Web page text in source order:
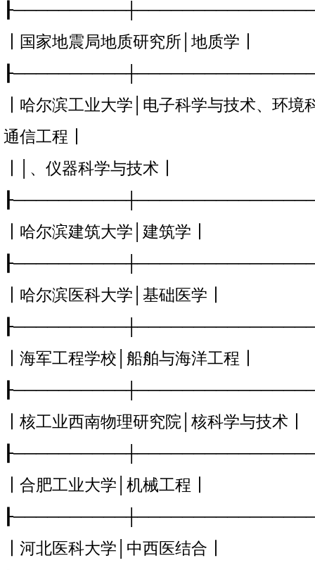
┃国家地震局地质研究所│地质学┃
┃哈尔滨工业大学│电子科学与技术、环境
通信工程┃
┃│、仪器科学与技术┃
┃哈尔滨建筑大学│建筑学┃
┃哈尔滨医科大学│基础医学┃
┃海军工程学校│船舶与海洋工程┃
┃核工业西南物理研究院│核科学与技术┃
┃合肥工业大学│机械工程┃
┃河北医科大学│中西医结合┃